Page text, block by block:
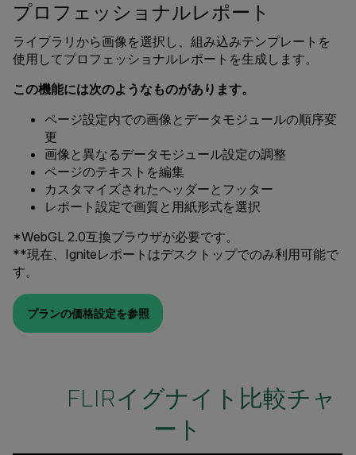
プロフェッショナルレポート
ライブラリから画像を選択し、組み込みテンプレートを
使用してプロフェッショナルレポートを生成します。
この機能には次のようなものがあります。
ページ設定内での画像とデータモジュールの順序変
更
画像と異なるデータモジュール設定の調整
ページのテキストを編集
カスタマイズされたヘッダーとフッター
レポート設定で画質と用紙形式を選択
*WebGL 2.0互換ブラウザが必要です。
**現在、Igniteレポートはデスクトップでのみ利用可能で
す。
プランの価格設定を参照
FLIRイグナイト比較チャ
ート